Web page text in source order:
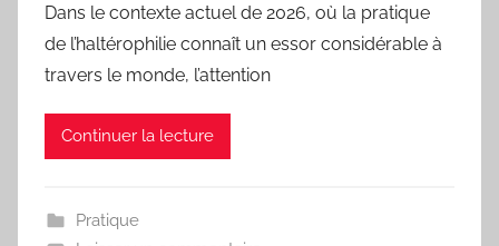
Dans le contexte actuel de 2026, où la pratique
de l’haltérophilie connaît un essor considérable à
travers le monde, l’attention
Continuer la lecture
Pratique